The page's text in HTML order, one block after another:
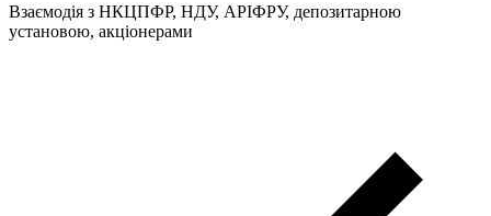
Взаємодія з НКЦПФР, НДУ, АРІФРУ, депозитарною
установою, акціонерами